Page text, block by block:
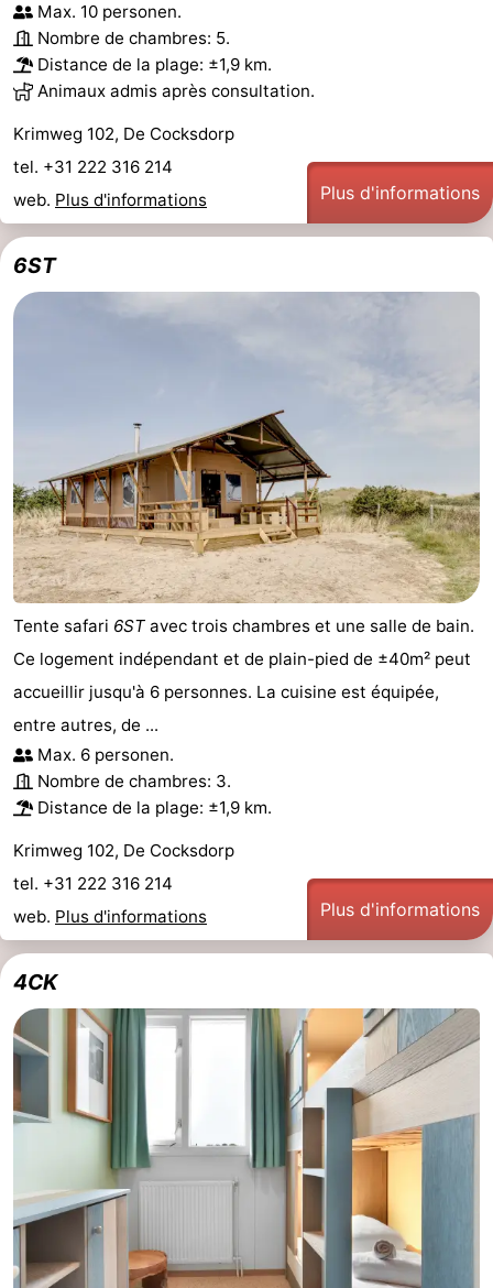
Max. 10 personen.
Nombre de chambres: 5.
Distance de la plage: ±1,9 km.
Animaux admis après consultation.
Krimweg 102, De Cocksdorp
tel. +31 222 316 214
web. Plus d'informations Plus d'informations
6ST
Tente safari 6ST avec trois chambres et une salle de bain.
Ce logement indépendant et de plain-pied de ±40m² peut
accueillir jusqu'à 6 personnes. La cuisine est équipée,
entre autres, de ...
Max. 6 personen.
Nombre de chambres: 3.
Distance de la plage: ±1,9 km.
Krimweg 102, De Cocksdorp
tel. +31 222 316 214
web. Plus d'informations Plus d'informations
4CK